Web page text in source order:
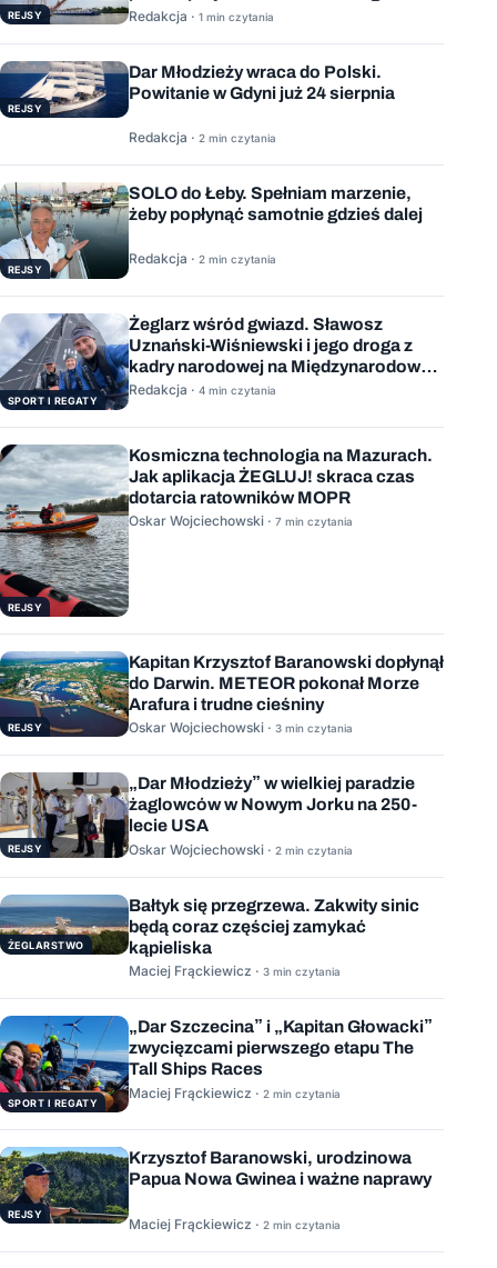
REJSY Redakcja · 1 min czytania
REJSY
Dar Młodzieży wraca do Polski.
Powitanie w Gdyni już 24 sierpnia
Redakcja · 2 min czytania
REJSY
SOLO do Łeby. Spełniam marzenie,
żeby popłynąć samotnie gdzieś dalej
Redakcja · 2 min czytania
SPORT I REGATY
Żeglarz wśród gwiazd. Sławosz
Uznański-Wiśniewski i jego droga z
kadry narodowej na Międzynarodową
Stację Kosmiczną
Redakcja · 4 min czytania
REJSY
Kosmiczna technologia na Mazurach.
Jak aplikacja ŻEGLUJ! skraca czas
dotarcia ratowników MOPR
Oskar Wojciechowski · 7 min czytania
REJSY
Kapitan Krzysztof Baranowski dopłynął
do Darwin. METEOR pokonał Morze
Arafura i trudne cieśniny
Oskar Wojciechowski · 3 min czytania
REJSY
„Dar Młodzieży” w wielkiej paradzie
żaglowców w Nowym Jorku na 250-
lecie USA
Oskar Wojciechowski · 2 min czytania
ŻEGLARSTWO
Bałtyk się przegrzewa. Zakwity sinic
będą coraz częściej zamykać
kąpieliska
Maciej Frąckiewicz · 3 min czytania
SPORT I REGATY
„Dar Szczecina” i „Kapitan Głowacki”
zwycięzcami pierwszego etapu The
Tall Ships Races
Maciej Frąckiewicz · 2 min czytania
REJSY
Krzysztof Baranowski, urodzinowa
Papua Nowa Gwinea i ważne naprawy
Maciej Frąckiewicz · 2 min czytania